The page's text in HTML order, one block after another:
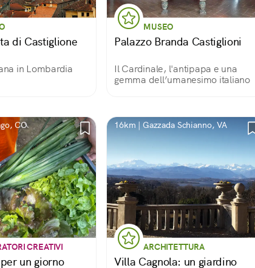
di Castiglione
in Lombardia
MUSEO
Palazzo Branda Castiglioni
Il Cardinale, l'antipapa e una
gemma dell’umanesimo italiano
CO
CREATIVI
un giorno
16km | Gazzada Schianno, VA
ARCHITETTURA
Villa Cagnola: un giardino